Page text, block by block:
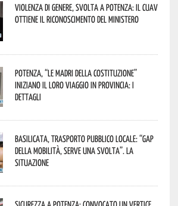
Violenza di genere, svolta a Potenza: il CUAV
ottiene il riconoscimento del Ministero
Potenza, “Le Madri della Costituzione”
iniziano il loro viaggio in provincia: i
dettagli
Basilicata, trasporto pubblico locale: “Gap
della mobilità, serve una svolta”. La
situazione